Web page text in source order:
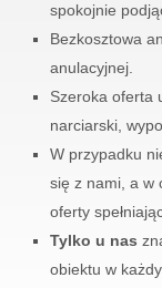
spokojnie
Bezkosztowa
anulacyjnej.
Szeroka oferta
narciarski,
W przypadku
się z nami, a w
oferty
Tylko u nas
obiektu w